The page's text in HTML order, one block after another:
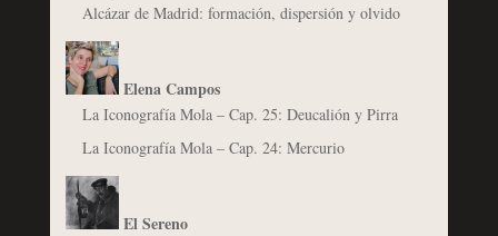
Alcázar de Madrid: formación, dispersión y olvido
Elena Campos
La Iconografía Mola – Cap. 25: Deucalión y Pirra
La Iconografía Mola – Cap. 24: Mercurio
El Sereno